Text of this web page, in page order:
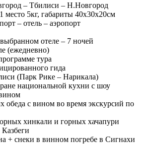
– Тбилиси – Н.Новгород
место 5кг, габариты 40x30x20см
– отель – аэропорт
отеле – 7 ночей
(ежедневно)
тура
гида
(Парк Рике – Нарикала)
национальной кухни с шоу
обеда с вином во время экскурсий по
хинкали и горных хачапури
+ снеки в винном погребе в Сигнахи